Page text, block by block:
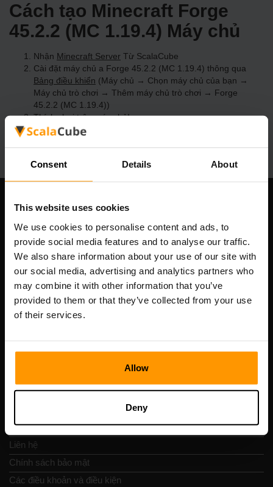
Consent Details About
This website uses cookies
We use cookies to personalise content and ads, to
provide social media features and to analyse our traffic.
We also share information about your use of our site with
our social media, advertising and analytics partners who
may combine it with other information that you’ve
provided to them or that they’ve collected from your use
of their services.
Allow
Deny
Cách tạo Minecraft Forge
45.2.2 (MC 1.19.4) Máy chủ
Nhận Minecraft Server Từ ScalaCube
Cài đặt máy chủ a Forge 45.2.2 (MC 1.19.4) thông qua
Bảng điều khiển (Máy chủ → Chọn máy chủ của bạn →
Máy chủ trò chơi → Thêm máy chủ trò chơi → Forge
45.2.2 (MC 1.19.4))
Thích chơi trên máy chủ!
Công ty chúng tôi
Scalable Hosting Solutions OÜ
Số VAT: EE102133820
Địa chỉ: Harju maakond, Tallinn, Kesklinna linnaosa,
Vesivärava tn 50-201, 10152
Nav nhanh chóng
Đánh giá
Liên hệ
Chính sách bảo mật
Các điều khoản và điều kiện